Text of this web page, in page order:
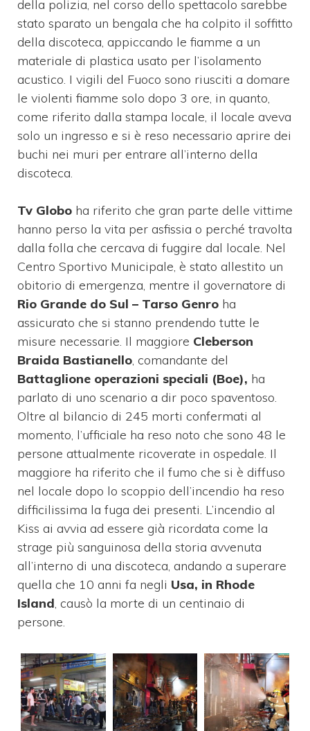
della polizia, nel corso dello spettacolo sarebbe
stato sparato un bengala che ha colpito il soffitto
della discoteca, appiccando le fiamme a un
materiale di plastica usato per l’isolamento
acustico. I vigili del Fuoco sono riusciti a domare
le violenti fiamme solo dopo 3 ore, in quanto,
come riferito dalla stampa locale, il locale aveva
solo un ingresso e si è reso necessario aprire dei
buchi nei muri per entrare all’interno della
discoteca.
Tv Globo ha riferito che gran parte delle vittime
hanno perso la vita per asfissia o perché travolta
dalla folla che cercava di fuggire dal locale. Nel
Centro Sportivo Municipale, è stato allestito un
obitorio di emergenza, mentre il governatore di
Rio Grande do Sul – Tarso Genro ha
assicurato che si stanno prendendo tutte le
misure necessarie. Il maggiore Cleberson
Braida Bastianello, comandante del
Battaglione operazioni speciali (Boe), ha
parlato di uno scenario a dir poco spaventoso.
Oltre al bilancio di 245 morti confermati al
momento, l’ufficiale ha reso noto che sono 48 le
persone attualmente ricoverate in ospedale. Il
maggiore ha riferito che il fumo che si è diffuso
nel locale dopo lo scoppio dell’incendio ha reso
difficilissima la fuga dei presenti. L’incendio al
Kiss ai avvia ad essere già ricordata come la
strage più sanguinosa della storia avvenuta
all’interno di una discoteca, andando a superare
quella che 10 anni fa negli Usa, in Rhode
Island, causò la morte di un centinaio di
persone.